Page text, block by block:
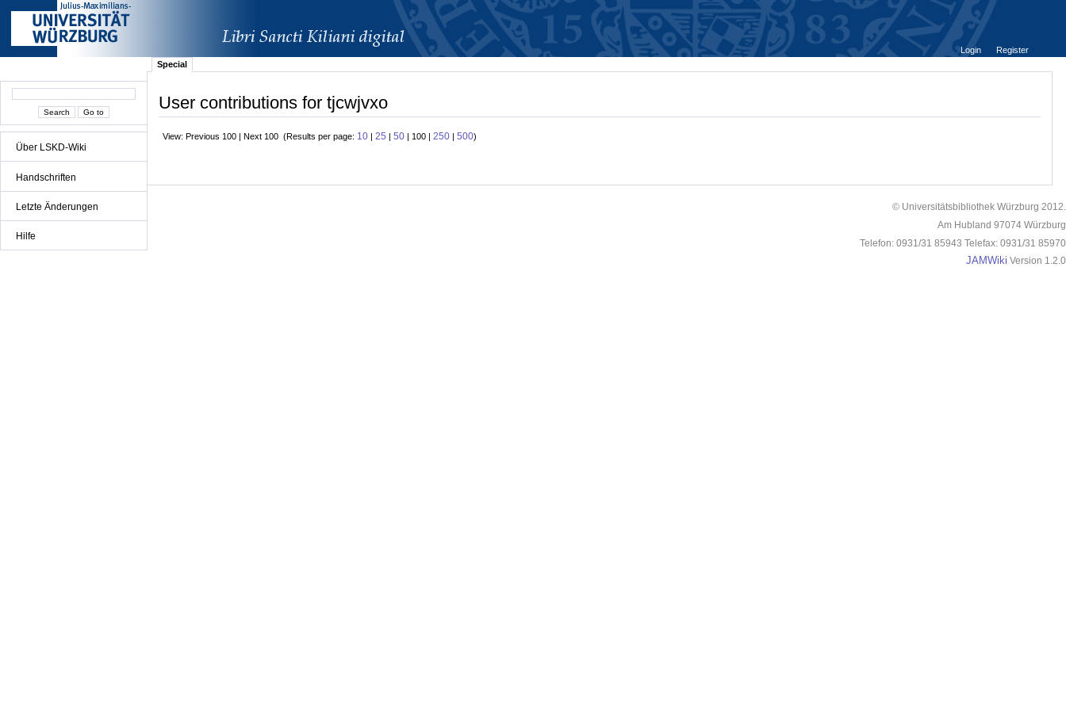
Über LSKD-Wiki
Handschriften
Letzte Änderungen
Hilfe
Login
Register
Special
User contributions for tjcwjvxo
View: Previous 100 | Next 100 (Results per page: 10 | 25 | 50 | 100 | 250 | 500)
© Universitätsbibliothek Würzburg 2012.
Am Hubland 97074 Würzburg
Telefon: 0931/31 85943 Telefax: 0931/31 85970
JAMWiki Version 1.2.0